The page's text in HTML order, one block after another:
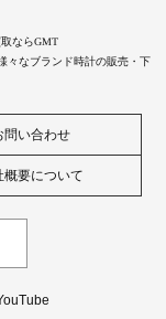
ならGMT
々なブランド時計の販売・下
問い合わせ
概要について